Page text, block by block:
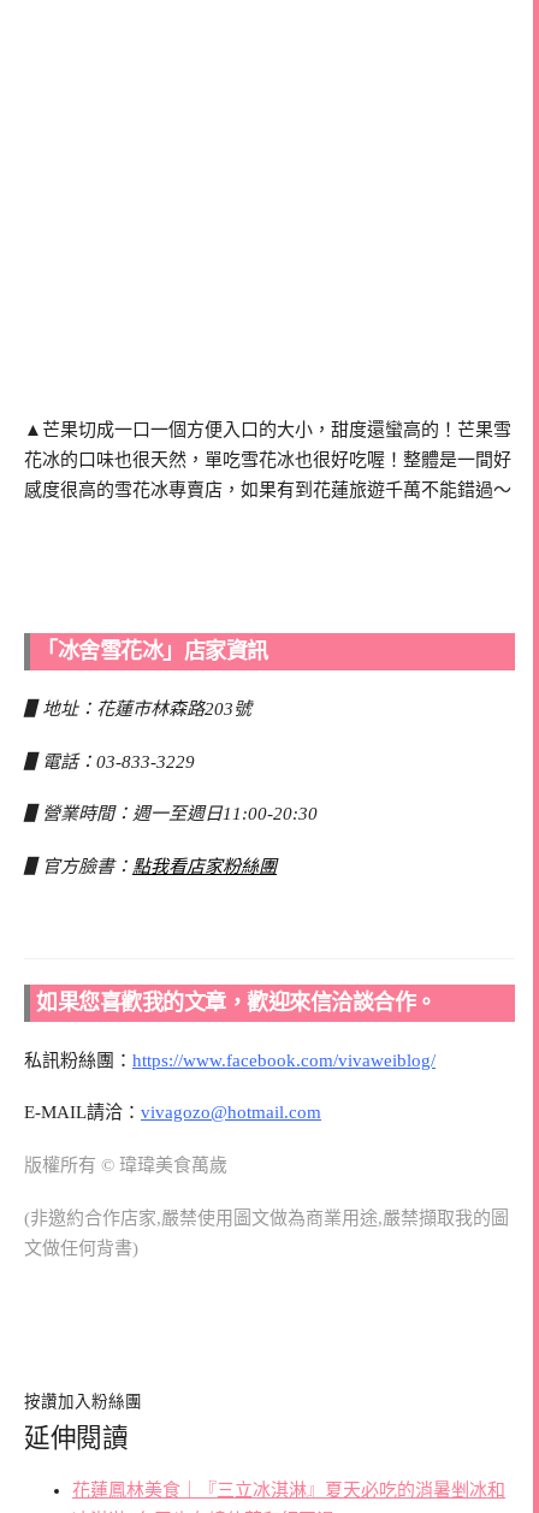
▲芒果切成一口一個方便入口的大小，甜度還蠻高的！芒果雪
花冰的口味也很天然，單吃雪花冰也很好吃喔！整體是一間好
感度很高的雪花冰專賣店，如果有到花蓮旅遊千萬不能錯過～
「冰舍雪花冰」店家資訊
▋地址：花蓮市林森路203號
▋電話：03-833-3229
▋營業時間：週一至週日11:00-20:30
▋官方臉書： 點我看店家粉絲團
如果您喜歡我的文章，歡迎來信洽談合作。
私訊粉絲團： https://www.facebook.com/vivaweiblog/
E-MAIL請洽： vivagozo@hotmail.com
版權所有 © 瑋瑋美食萬歲
(非邀約合作店家,嚴禁使用圖文做為商業用途,嚴禁擷取我的圖
文做任何背書)
按讚加入粉絲團
延伸閱讀
花蓮鳳林美食｜『三立冰淇淋』夏天必吃的消暑剉冰和